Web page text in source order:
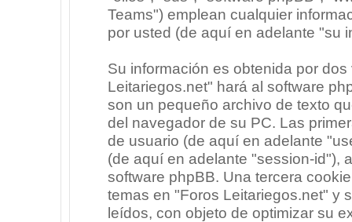
Teams") emplean cualquier
por usted (de aquí en adelante "su
Su información es obtenida por
Leitariegos.net" hará al software
son un pequeño archivo de texto
del navegador de su PC. Las
de usuario (de aquí en adelante
(de aquí en adelante "session-id"),
software phpBB. Una tercera
temas en "Foros Leitariegos.net" y
leídos, con objeto de optimizar su